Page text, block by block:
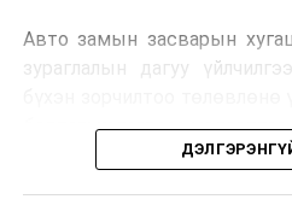
Ийнхүү лаг хатаах,
улсад өргөн ашиглаж байна.
Авто замын засварын
зураглалын дагуу
бодлогын газраас